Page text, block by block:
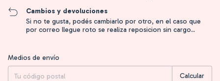
Cambios y devoluciones
Si no te gusta, podés cambiarlo por otro, en el caso que
por correo llegue roto se realiza reposicion sin cargo..
Entregas para el CP:
Medios de envío
Calcular